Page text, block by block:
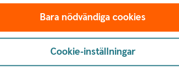
togs bort 2021. Att skjuta upp
kostar därmed inte något.
du bor och är folkbokförd i. Reglerna om
Bara nödvändiga cookies
Cookie-inställningar